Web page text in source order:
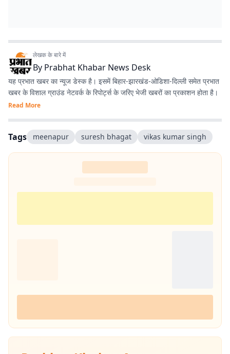
लेखक के बारे में
By Prabhat Khabar News Desk
यह प्रभात खबर का न्यूज डेस्क है। इसमें बिहार-झारखंड-ओडिशा-दिल्‍ली समेत प्रभात
खबर के विशाल ग्राउंड नेटवर्क के रिपोर्ट्स के जरिए भेजी खबरों का प्रकाशन होता है।
Read More
Tags meenapur suresh bhagat vikas kumar singh